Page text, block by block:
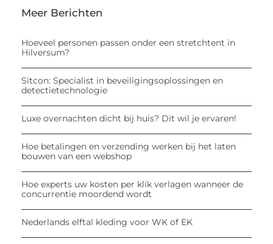
Meer Berichten
Hoeveel personen passen onder een stretchtent in
Hilversum?
Sitcon: Specialist in beveiligingsoplossingen en
detectietechnologie
Luxe overnachten dicht bij huis? Dit wil je ervaren!
Hoe betalingen en verzending werken bij het laten
bouwen van een webshop
Hoe experts uw kosten per klik verlagen wanneer de
concurrentie moordend wordt
Nederlands elftal kleding voor WK of EK